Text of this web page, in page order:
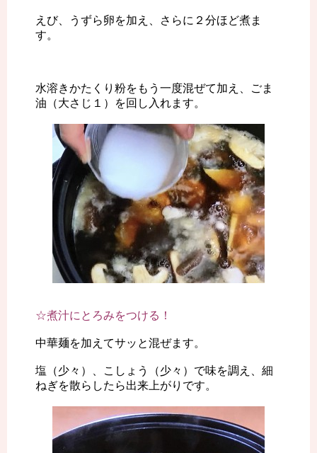
えび、うずら卵を加え、さらに２分ほど煮ま
す。
水溶きかたくり粉をもう一度混ぜて加え、ごま
油（大さじ１）を回し入れます。
☆煮汁にとろみをつける！
中華麺を加えてサッと混ぜます。
塩（少々）、こしょう（少々）で味を調え、細
ねぎを散らしたら出来上がりです。